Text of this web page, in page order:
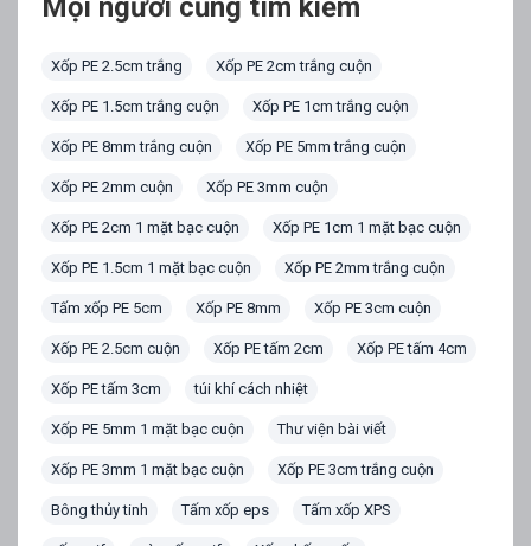
Mọi người cũng tìm kiếm
Xốp PE 2.5cm trắng Xốp PE 2cm trắng cuộn
Xốp PE 1.5cm trắng cuộn Xốp PE 1cm trắng cuộn
Xốp PE 8mm trắng cuộn Xốp PE 5mm trắng cuộn
Xốp PE 2mm cuộn Xốp PE 3mm cuộn
Xốp PE 2cm 1 mặt bạc cuộn Xốp PE 1cm 1 mặt bạc cuộn
Xốp PE 1.5cm 1 mặt bạc cuộn Xốp PE 2mm trắng cuộn
Tấm xốp PE 5cm Xốp PE 8mm Xốp PE 3cm cuộn
Xốp PE 2.5cm cuộn Xốp PE tấm 2cm Xốp PE tấm 4cm
Xốp PE tấm 3cm túi khí cách nhiệt
Xốp PE 5mm 1 mặt bạc cuộn Thư viện bài viết
Xốp PE 3mm 1 mặt bạc cuộn Xốp PE 3cm trắng cuộn
Bông thủy tinh Tấm xốp eps Tấm xốp XPS